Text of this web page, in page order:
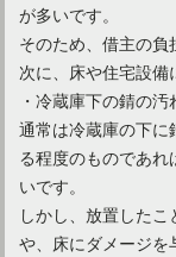
が多いです。
そのため、借主の負
次に、床や住宅設備
・冷蔵庫下の錆の汚
通常は冷蔵庫の下に
る程度のものであ
いです。
しかし、放置した
や、床にダメージを